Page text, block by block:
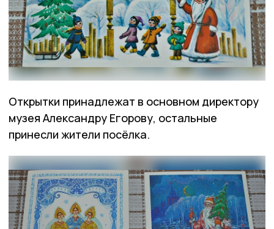
Открытки принадлежат в основном директору
музея Александру Егорову, остальные
принесли жители посёлка.